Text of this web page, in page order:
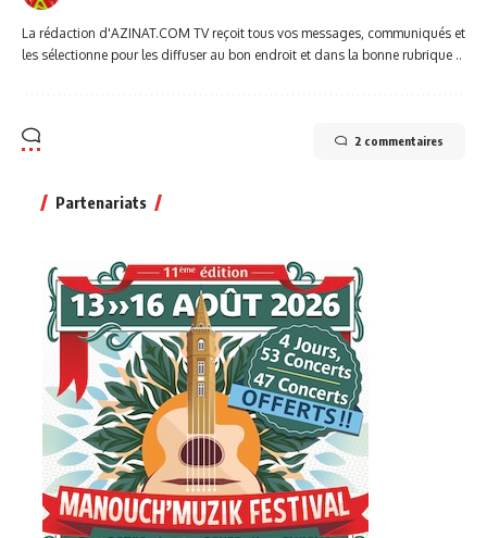
La rédaction d'AZINAT.COM TV reçoit tous vos messages, communiqués et
les sélectionne pour les diffuser au bon endroit et dans la bonne rubrique ..
2 commentaires
Partenariats